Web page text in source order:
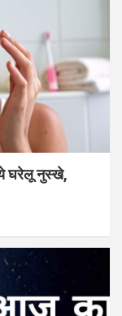
घरेलू नुस्खे,